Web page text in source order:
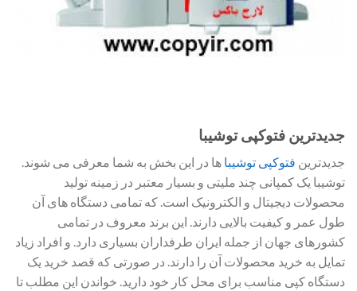
جدیدترین فتوکپی توشیبا
جدیدترین فتوکپی توشیبا ها در این بخش به شما معرفی می شوند.
توشیبا یک کمپانی چند ملیتی و بسیار معتبر در زمینه تولید
محصولات دیجیتال و الکترونیک است. که تمامی دستگاه های آن
طول عمر و کیفیت بالایی دارند. این برند معروف در تمامی
کشورهای جهان از جمله ایران طرفداران بسیاری دارد. و افراد زیاد
تمایل به خرید محصولات آن را دارند. در صورتی که قصد خرید یک
دستگاه کپی مناسب برای محل کار خود دارید. خواندن این مطلب تا